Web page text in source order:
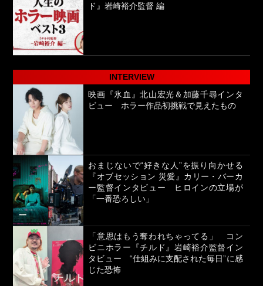
ド』岩崎裕介監督 編
INTERVIEW
映画『氷血』北山宏光＆加藤千尋インタ
ビュー ホラー作品初挑戦で見えたもの
おまじないで“好きな人”を振り向かせる
『オブセッション 災愛』カリー・バーカ
ー監督インタビュー ヒロインの立場が
「一番恐ろしい」
「意思はもう奪われちゃってる」 コン
ビニホラー『チルド』岩崎裕介監督イン
タビュー “仕組みに支配された毎日”に感
じた恐怖